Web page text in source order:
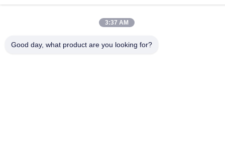
Πολιτική απορρήτου|
Προμηθευτής. -2026 Guangdong Dapeng Amusement
3:37 AM
Good day, what product are you looking for?